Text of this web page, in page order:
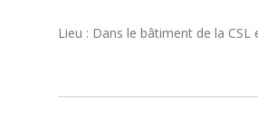
Lieu : Dans le bâtiment de la